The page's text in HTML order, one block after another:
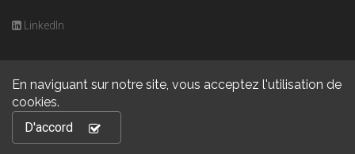
En naviguant sur notre site, vous acceptez l'utilisation de
cookies.
D'accord
LinkedIn